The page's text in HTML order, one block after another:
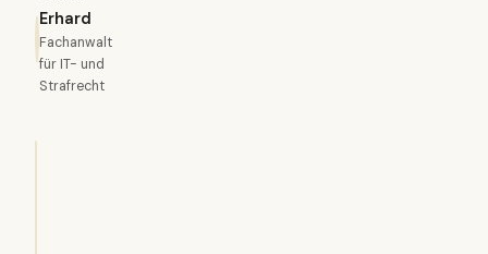
Erhard
Fachanwalt
für IT- und
Strafrecht